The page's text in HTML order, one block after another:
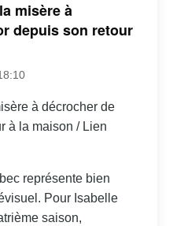
misère à
depuis son retour
à décrocher de
à la maison / Lien
représente bien
Pour Isabelle
saison,